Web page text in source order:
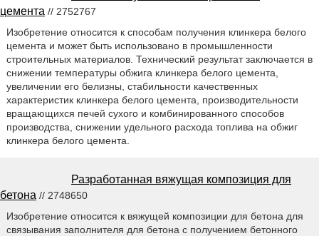
цемента // 2752767
Изобретение относится к способам получения клинкера белого
цемента и может быть использовано в промышленности
строительных материалов. Технический результат заключается в
снижении температуры обжига клинкера белого цемента,
увеличении его белизны, стабильности качественных
характеристик клинкера белого цемента, производительности
вращающихся печей сухого и комбинированного способов
производства, снижении удельного расхода топлива на обжиг
клинкера белого цемента.
Разработанная вяжущая композиция для
бетона // 2748650
Изобретение относится к вяжущей композиции для бетона для
связывания заполнителя для бетона с получением бетонного